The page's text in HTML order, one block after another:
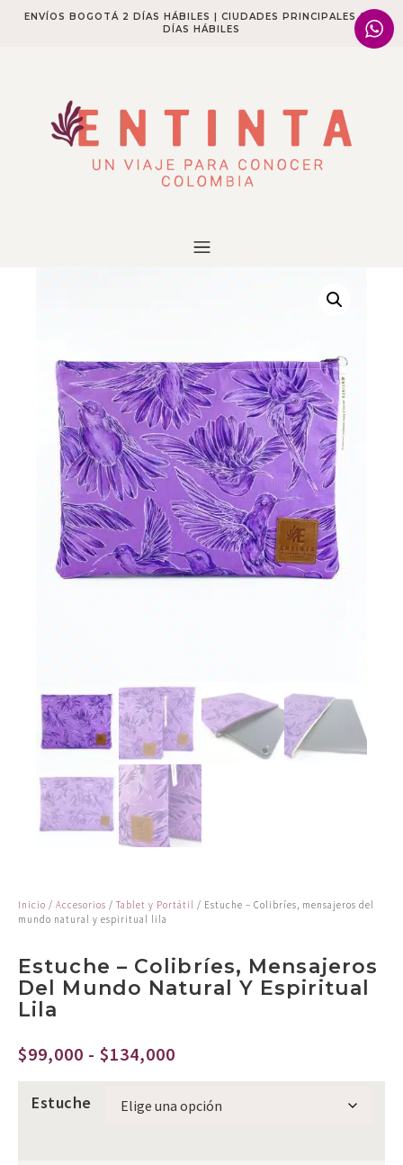
ENVÍOS BOGOTÁ 2 DÍAS HÁBILES | CIUDADES PRINCIPALES 2-4
DÍAS HÁBILES​
Inicio / Accesorios / Tablet y Portátil
/ Estuche – Colibríes, mensajeros del
mundo natural y espiritual lila
Estuche – Colibríes, Mensajeros
Del Mundo Natural Y Espiritual
Lila
$99,000 - $134,000
Estuche